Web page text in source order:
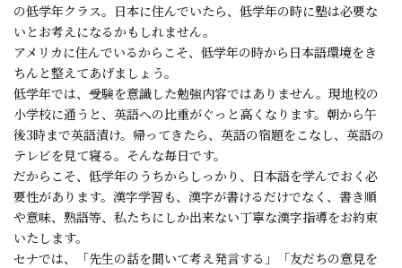
の低学年クラス。日本に住んでいたら、低学年の時に塾は必要な
いとお考えになるかもしれません。
アメリカに住んでいるからこそ、低学年の時から日本語環境をき
ちんと整えてあげましょう。
低学年では、受験を意識した勉強内容ではありません。現地校の
小学校に通うと、英語への比重がぐっと高くなります。朝から午
後3時まで英語漬け。帰ってきたら、英語の宿題をこなし、英語の
テレビを見て寝る。そんな毎日です。
だからこそ、低学年のうちからしっかり、日本語を学んでおく必
要性があります。漢字学習も、漢字が書けるだけでなく、書き順
や意味、熟語等、私たちにしか出来ない丁寧な漢字指導をお約束
いたします。
セナでは、「先生の話を聞いて考え発言する」「友だちの意見を